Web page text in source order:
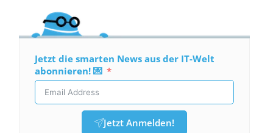
Jetzt die smarten News aus der IT-Welt
abonnieren! 💌
Jetzt Anmelden!